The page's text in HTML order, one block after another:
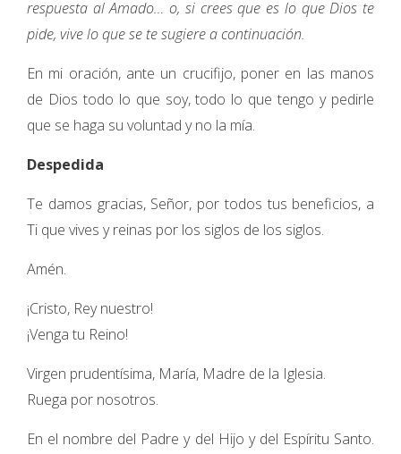
respuesta al Amado… o, si crees que es lo que Dios te
pide, vive lo que se te sugiere a continuación.
En mi oración, ante un crucifijo, poner en las manos
de Dios todo lo que soy, todo lo que tengo y pedirle
que se haga su voluntad y no la mía.
Despedida
Te damos gracias, Señor, por todos tus beneficios, a
Ti que vives y reinas por los siglos de los siglos.
Amén.
¡Cristo, Rey nuestro!
¡Venga tu Reino!
Virgen prudentísima, María, Madre de la Iglesia.
Ruega por nosotros.
En el nombre del Padre y del Hijo y del Espíritu Santo.